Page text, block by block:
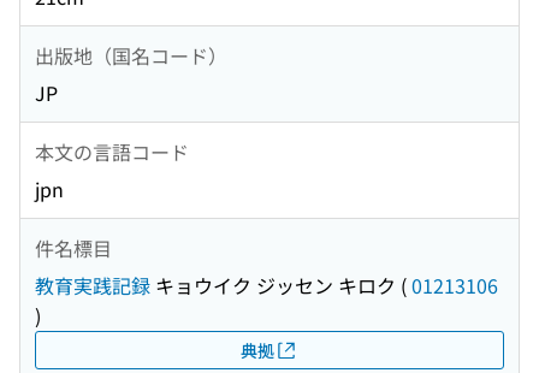
出版地（国名コード）
JP
本文の言語コード
jpn
件名標目
教育実践記録 キョウイク ジッセン キロク (01213106
)
典拠